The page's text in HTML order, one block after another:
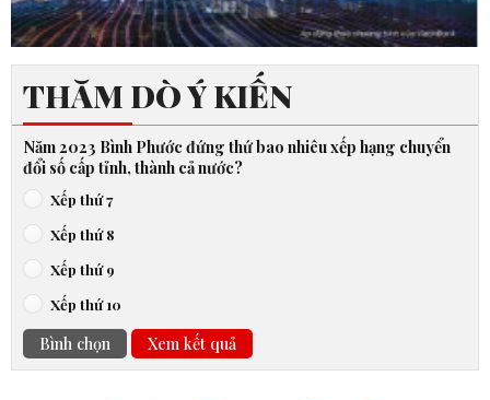
THĂM DÒ Ý KIẾN
Năm 2023 Bình Phước đứng thứ bao nhiêu xếp hạng chuyển
đổi số cấp tỉnh, thành cả nước?
Xếp thứ 7
Xếp thứ 8
Xếp thứ 9
Xếp thứ 10
Bình chọn Xem kết quả